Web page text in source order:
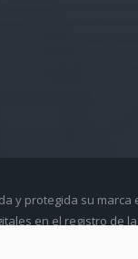
y protegida su marca
en el registro de